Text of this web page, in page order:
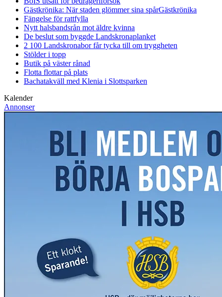
Gästkrönika: När staden glömmer sina spårGästkrönika
Fängelse för rattfylla
Nytt halsbandsrån mot äldre kvinna
De beslut som byggde Landskronaplanket
2 100 Landskronabor får tycka till om tryggheten
Stölder i topp
Butik på väster rånad
Flotta flottar på plats
Bachatakväll med Klenia i Slottsparken
Kalender
Annonser